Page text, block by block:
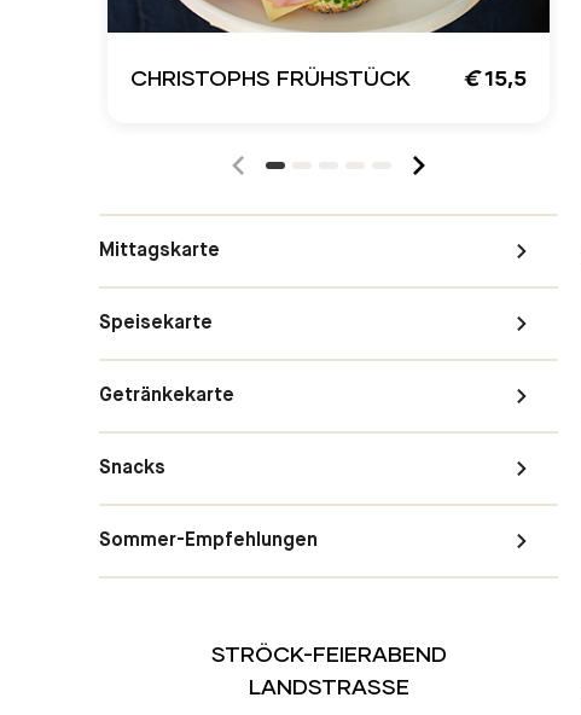
CHRISTOPHS FRÜHSTÜCK €15,5
Mittagskarte
Speisekarte
Getränkekarte
Snacks
Sommer-Empfehlungen
STRÖCK-FEIERABEND
LANDSTRASSE